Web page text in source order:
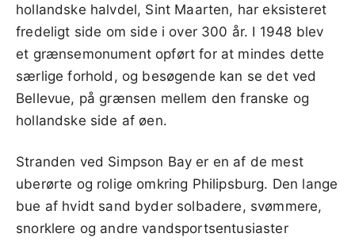
hollandske halvdel, Sint Maarten, har eksisteret
fredeligt side om side i over 300 år. I 1948 blev
et grænsemonument opført for at mindes dette
særlige forhold, og besøgende kan se det ved
Bellevue, på grænsen mellem den franske og
hollandske side af øen.
Stranden ved Simpson Bay er en af de mest
uberørte og rolige omkring Philipsburg. Den lange
bue af hvidt sand byder solbadere, svømmere,
snorklere og andre vandsportsentusiaster